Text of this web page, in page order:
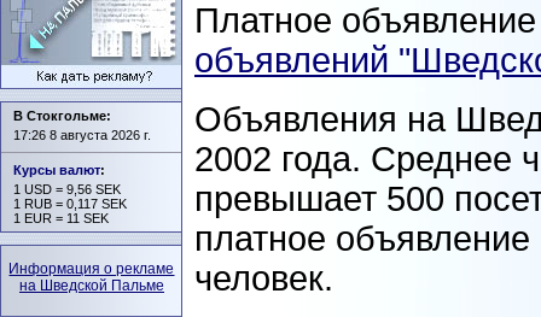
Платное
объявлений
Объявления на
2002 года. Среднее
превышает 500
платное
человек.
В Стокгольме:
17:26 8 августа 2026 г.
Курсы валют:
1 USD = 9,56 SEK
1 RUB = 0,117 SEK
1 EUR = 11 SEK
Информация о рекламе
на Шведской Пальме